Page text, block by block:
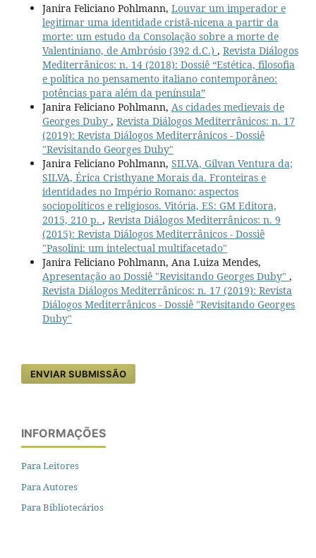
Janira Feliciano Pohlmann, Louvar um imperador e
legitimar uma identidade cristã-nicena a partir da
morte: um estudo da Consolação sobre a morte de
Valentiniano, de Ambrósio (392 d.C.) , Revista Diálogos
Mediterrânicos: n. 14 (2018): Dossiê “Estética, filosofia
e política no pensamento italiano contemporâneo:
potências para além da península”
Janira Feliciano Pohlmann, As cidades medievais de
Georges Duby , Revista Diálogos Mediterrânicos: n. 17
(2019): Revista Diálogos Mediterrânicos - Dossiê
"Revisitando Georges Duby"
Janira Feliciano Pohlmann, SILVA, Gilvan Ventura da;
SILVA, Érica Cristhyane Morais da. Fronteiras e
identidades no Império Romano: aspectos
sociopolíticos e religiosos. Vitória, ES: GM Editora,
2015, 210 p. , Revista Diálogos Mediterrânicos: n. 9
(2015): Revista Diálogos Mediterrânicos - Dossiê
"Pasolini: um intelectual multifacetado"
Janira Feliciano Pohlmann, Ana Luiza Mendes,
Apresentação ao Dossiê "Revisitando Georges Duby" ,
Revista Diálogos Mediterrânicos: n. 17 (2019): Revista
Diálogos Mediterrânicos - Dossiê "Revisitando Georges
Duby"
ENVIAR SUBMISSÃO
INFORMAÇÕES
Para Leitores
Para Autores
Para Bibliotecários